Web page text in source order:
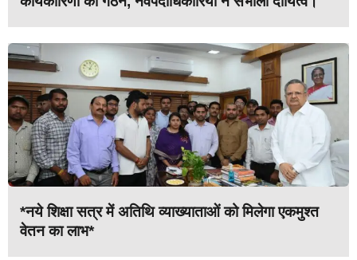
*नये शिक्षा सत्र में अतिथि व्याख्याताओं को मिलेगा एकमुश्त
वेतन का लाभ*